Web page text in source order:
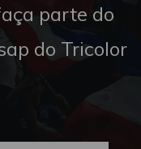
parte do
do Tricolor